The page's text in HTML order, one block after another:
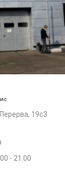
19с3
- 21:00